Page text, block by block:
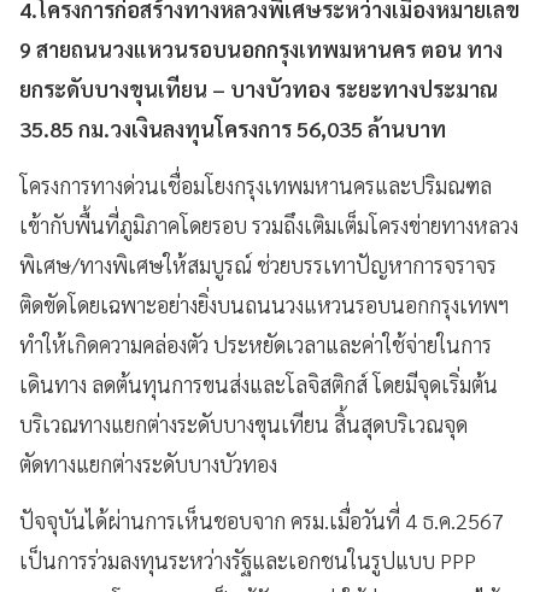
4.โครงการก่อสร้างทางหลวงพิเศษระหว่างเมืองหมายเลข
9 สายถนนวงแหวนรอบนอกกรุงเทพมหานคร ตอน ทาง
ยกระดับบางขุนเทียน – บางบัวทอง ระยะทางประมาณ
35.85 กม.วงเงินลงทุนโครงการ 56,035 ล้านบาท
โครงการทางด่วนเชื่อมโยงกรุงเทพมหานครและปริมณฑล
เข้ากับพื้นที่ภูมิภาคโดยรอบ รวมถึงเติมเต็มโครงข่ายทางหลวง
พิเศษ/ทางพิเศษให้สมบูรณ์ ช่วยบรรเทาปัญหาการจราจร
ติดขัดโดยเฉพาะอย่างยิ่งบนถนนวงแหวนรอบนอกกรุงเทพฯ
ทำให้เกิดความคล่องตัว ประหยัดเวลาและค่าใช้จ่ายในการ
เดินทาง ลดต้นทุนการขนส่งและโลจิสติกส์ โดยมีจุดเริ่มต้น
บริเวณทางแยกต่างระดับบางขุนเทียน สิ้นสุดบริเวณจุด
ตัดทางแยกต่างระดับบางบัวทอง
ปัจจุบันได้ผ่านการเห็นชอบจาก ครม.เมื่อวันที่ 4 ธ.ค.2567
เป็นการร่วมลงทุนระหว่างรัฐและเอกชนในรูปแบบ PPP